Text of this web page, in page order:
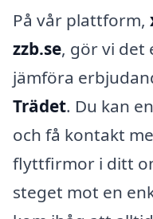
På vår plattform,
zzb.se, gör vi det
jämföra
Trädet. Du kan
och få kontakt
flyttfirmor i ditt
steget mot en